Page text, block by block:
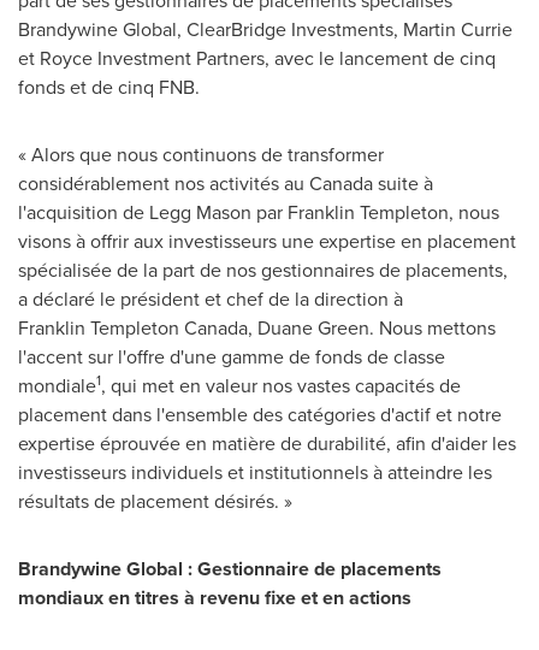
Brandywine Global, ClearBridge Investments, Martin Currie
et Royce Investment Partners, avec le lancement de cinq
fonds et de cinq FNB.
« Alors que nous continuons de transformer
considérablement nos activités au Canadasuite à
l'acquisition de Legg Mason par Franklin Templeton, nous
visons à offrir aux investisseurs une expertise en placement
spécialisée de la part de nos gestionnaires de placements,
a déclaré le président et chef de la direction à
Franklin Templeton Canada, Duane Green. Nous mettons
l'accent sur l'offre d'une gamme de fonds de classe
mondiale1, qui met en valeur nos vastes capacités de
placement dans l'ensemble des catégories d'actif et notre
expertise éprouvée en matière de durabilité, afin d'aider les
investisseurs individuels et institutionnels à atteindre les
résultats de placement désirés. »
Brandywine Global : Gestionnaire de placements
mondiaux en titres à revenu fixe et en actions